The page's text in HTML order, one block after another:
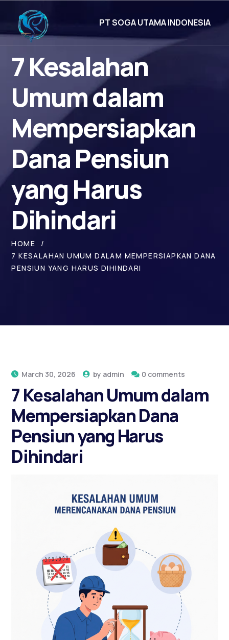
PT SOGA UTAMA INDONESIA
7 Kesalahan
Umum dalam
Mempersiapkan
Dana Pensiun
yang Harus
Dihindari
HOME
7 KESALAHAN UMUM DALAM MEMPERSIAPKAN DANA
PENSIUN YANG HARUS DIHINDARI
March 30, 2026 by admin 0 comments
7 Kesalahan Umum dalam
Mempersiapkan Dana
Pensiun yang Harus
Dihindari